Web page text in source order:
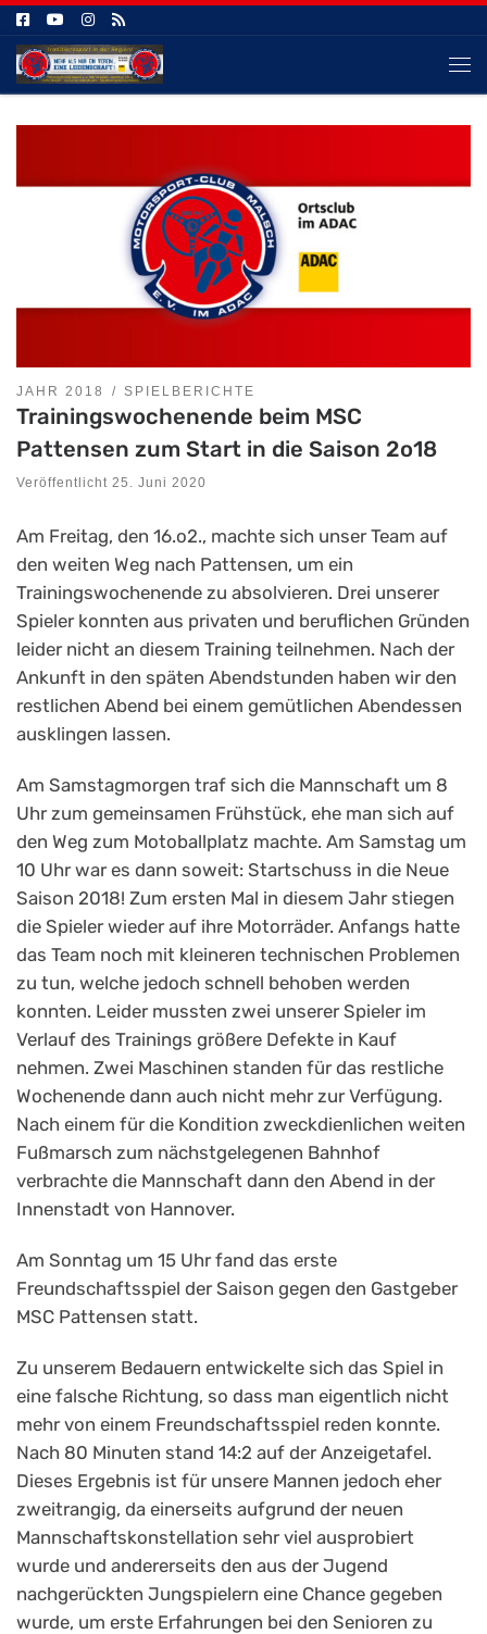
Zum Inhalt springen
JAHR 2018 SPIELBERICHTE
Trainingswochenende beim MSC
Pattensen zum Start in die Saison 2o18
Veröffentlicht 25. Juni 2020
Am Freitag, den 16.o2., machte sich unser Team auf
den weiten Weg nach Pattensen, um ein
Trainingswochenende zu absolvieren. Drei unserer
Spieler konnten aus privaten und beruflichen Gründen
leider nicht an diesem Training teilnehmen. Nach der
Ankunft in den späten Abendstunden haben wir den
restlichen Abend bei einem gemütlichen Abendessen
ausklingen lassen.
Am Samstagmorgen traf sich die Mannschaft um 8
Uhr zum gemeinsamen Frühstück, ehe man sich auf
den Weg zum Motoballplatz machte. Am Samstag um
10 Uhr war es dann soweit: Startschuss in die Neue
Saison 2018! Zum ersten Mal in diesem Jahr stiegen
die Spieler wieder auf ihre Motorräder. Anfangs hatte
das Team noch mit kleineren technischen Problemen
zu tun, welche jedoch schnell behoben werden
konnten. Leider mussten zwei unserer Spieler im
Verlauf des Trainings größere Defekte in Kauf
nehmen. Zwei Maschinen standen für das restliche
Wochenende dann auch nicht mehr zur Verfügung.
Nach einem für die Kondition zweckdienlichen weiten
Fußmarsch zum nächstgelegenen Bahnhof
verbrachte die Mannschaft dann den Abend in der
Innenstadt von Hannover.
Am Sonntag um 15 Uhr fand das erste
Freundschaftsspiel der Saison gegen den Gastgeber
MSC Pattensen statt.
Zu unserem Bedauern entwickelte sich das Spiel in
eine falsche Richtung, so dass man eigentlich nicht
mehr von einem Freundschaftsspiel reden konnte.
Nach 80 Minuten stand 14:2 auf der Anzeigetafel.
Dieses Ergebnis ist für unsere Mannen jedoch eher
zweitrangig, da einerseits aufgrund der neuen
Mannschaftskonstellation sehr viel ausprobiert
wurde und andererseits den aus der Jugend
nachgerückten Jungspielern eine Chance gegeben
wurde, um erste Erfahrungen bei den Senioren zu